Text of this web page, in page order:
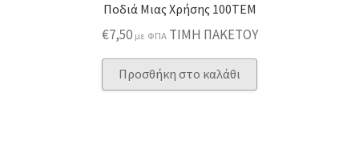
Ποδιά Μιας Χρήσης 100ΤΕΜ
€7,50 με ΦΠΑ ΤΙΜΗ ΠΑΚΕΤΟΥ
Προσθήκη στο καλάθι